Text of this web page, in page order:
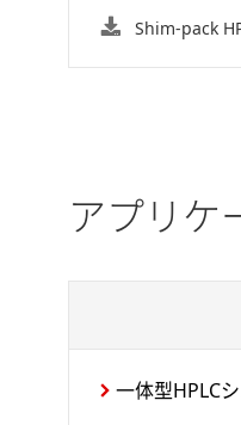
Shim-pack
アプリケ
一体型HPLC